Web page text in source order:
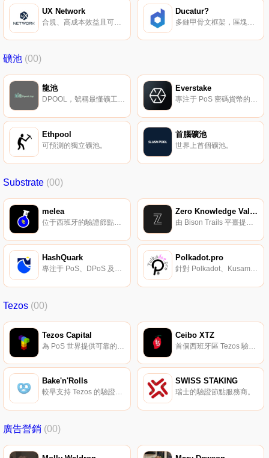
UX Network
合規、高成本效益且可全球擴展的面向消費者與企業的公有區塊鏈。
Ducatur?
礦池 (00)
龍池
DPOOL，號稱最懂礦工的礦池。
Everstake
專注于 PoS 密碼貨幣的權益礦池。
Ethpool
可預測的獨立礦池。
首腦礦池
世界上首個礦池。
Substrate (00)
melea
位于西班牙的驗證節點服務商。
Zero Knowledge Validator
由 Bison Trails 平臺提供支持的驗證節點服務。
HashQuark
專注于 PoS、DPoS 及其他共識機制公鏈的新一代區塊鏈礦池。
Polkadot.pro
針對 Polkadot、Kusama、Chainx 驗證節點服務。
Tezos (00)
Tezos Capital Ceibo XTZ
Bake'n'Rolls
較早支持 Tezos 的驗證節點之一。
SWISS STAKING
瑞士的驗證節點服務商。
廣告營銷 (00)